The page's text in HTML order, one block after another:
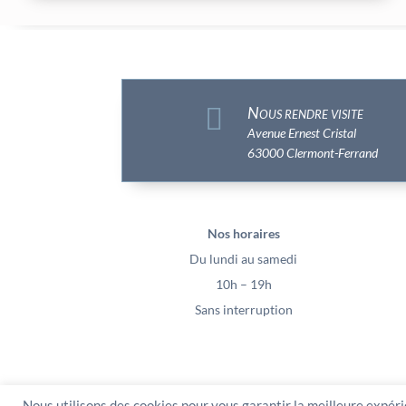
 Nous rendre visite
Avenue Ernest Cristal
63000 Clermont-Ferrand
Nos horaires
Du lundi au samedi
10h – 19h
Sans interruption